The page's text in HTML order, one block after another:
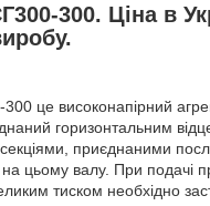
300. Ціна в
це високонапірний
горизонтальним
приєднаними
цьому валу. При подачі
тиском необхідно